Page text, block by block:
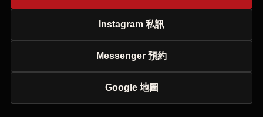
Instagram 私訊
Messenger 預約
Google 地圖